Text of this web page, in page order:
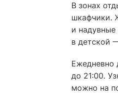
В зонах
шкафчики.
и
в детской
Ежедневно
до 21:00.
можно на